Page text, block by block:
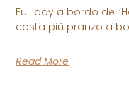
Full day a bordo
costa più pranzo a
Read More